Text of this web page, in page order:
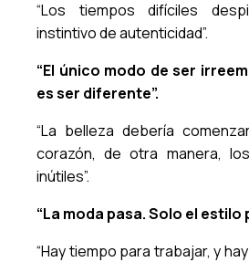
“Los tiempos difíciles
instintivo de autenticidad”.
“El único modo de ser
es ser diferente”.
“La belleza debería
corazón, de otra manera,
inútiles”.
“La moda pasa. Solo el estilo
“Hay tiempo para trabajar, y